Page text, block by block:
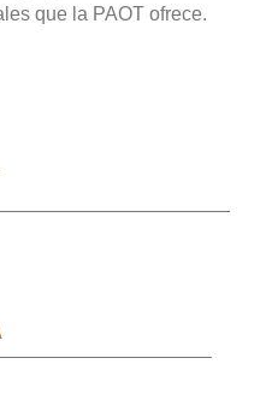
que la PAOT ofrece.